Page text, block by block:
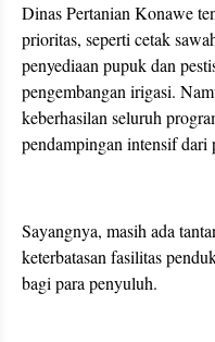
Dinas Pertanian Konawe
prioritas, seperti cetak
penyediaan pupuk dan
pengembangan irigasi.
keberhasilan seluruh
pendampingan intensif dari
Sayangnya, masih ada
keterbatasan fasilitas
bagi para penyuluh.